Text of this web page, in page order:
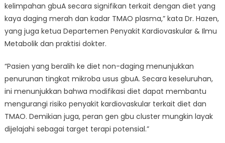
kelimpahan gbuA secara signifikan terkait dengan diet yang
kaya daging merah dan kadar TMAO plasma,” kata Dr. Hazen,
yang juga ketua Departemen Penyakit Kardiovaskular & Ilmu
Metabolik dan praktisi dokter.
“Pasien yang beralih ke diet non-daging menunjukkan
penurunan tingkat mikroba usus gbuA. Secara keseluruhan,
ini menunjukkan bahwa modifikasi diet dapat membantu
mengurangi risiko penyakit kardiovaskular terkait diet dan
TMAO. Demikian juga, peran gen gbu cluster mungkin layak
dijelajahi sebagai target terapi potensial.”